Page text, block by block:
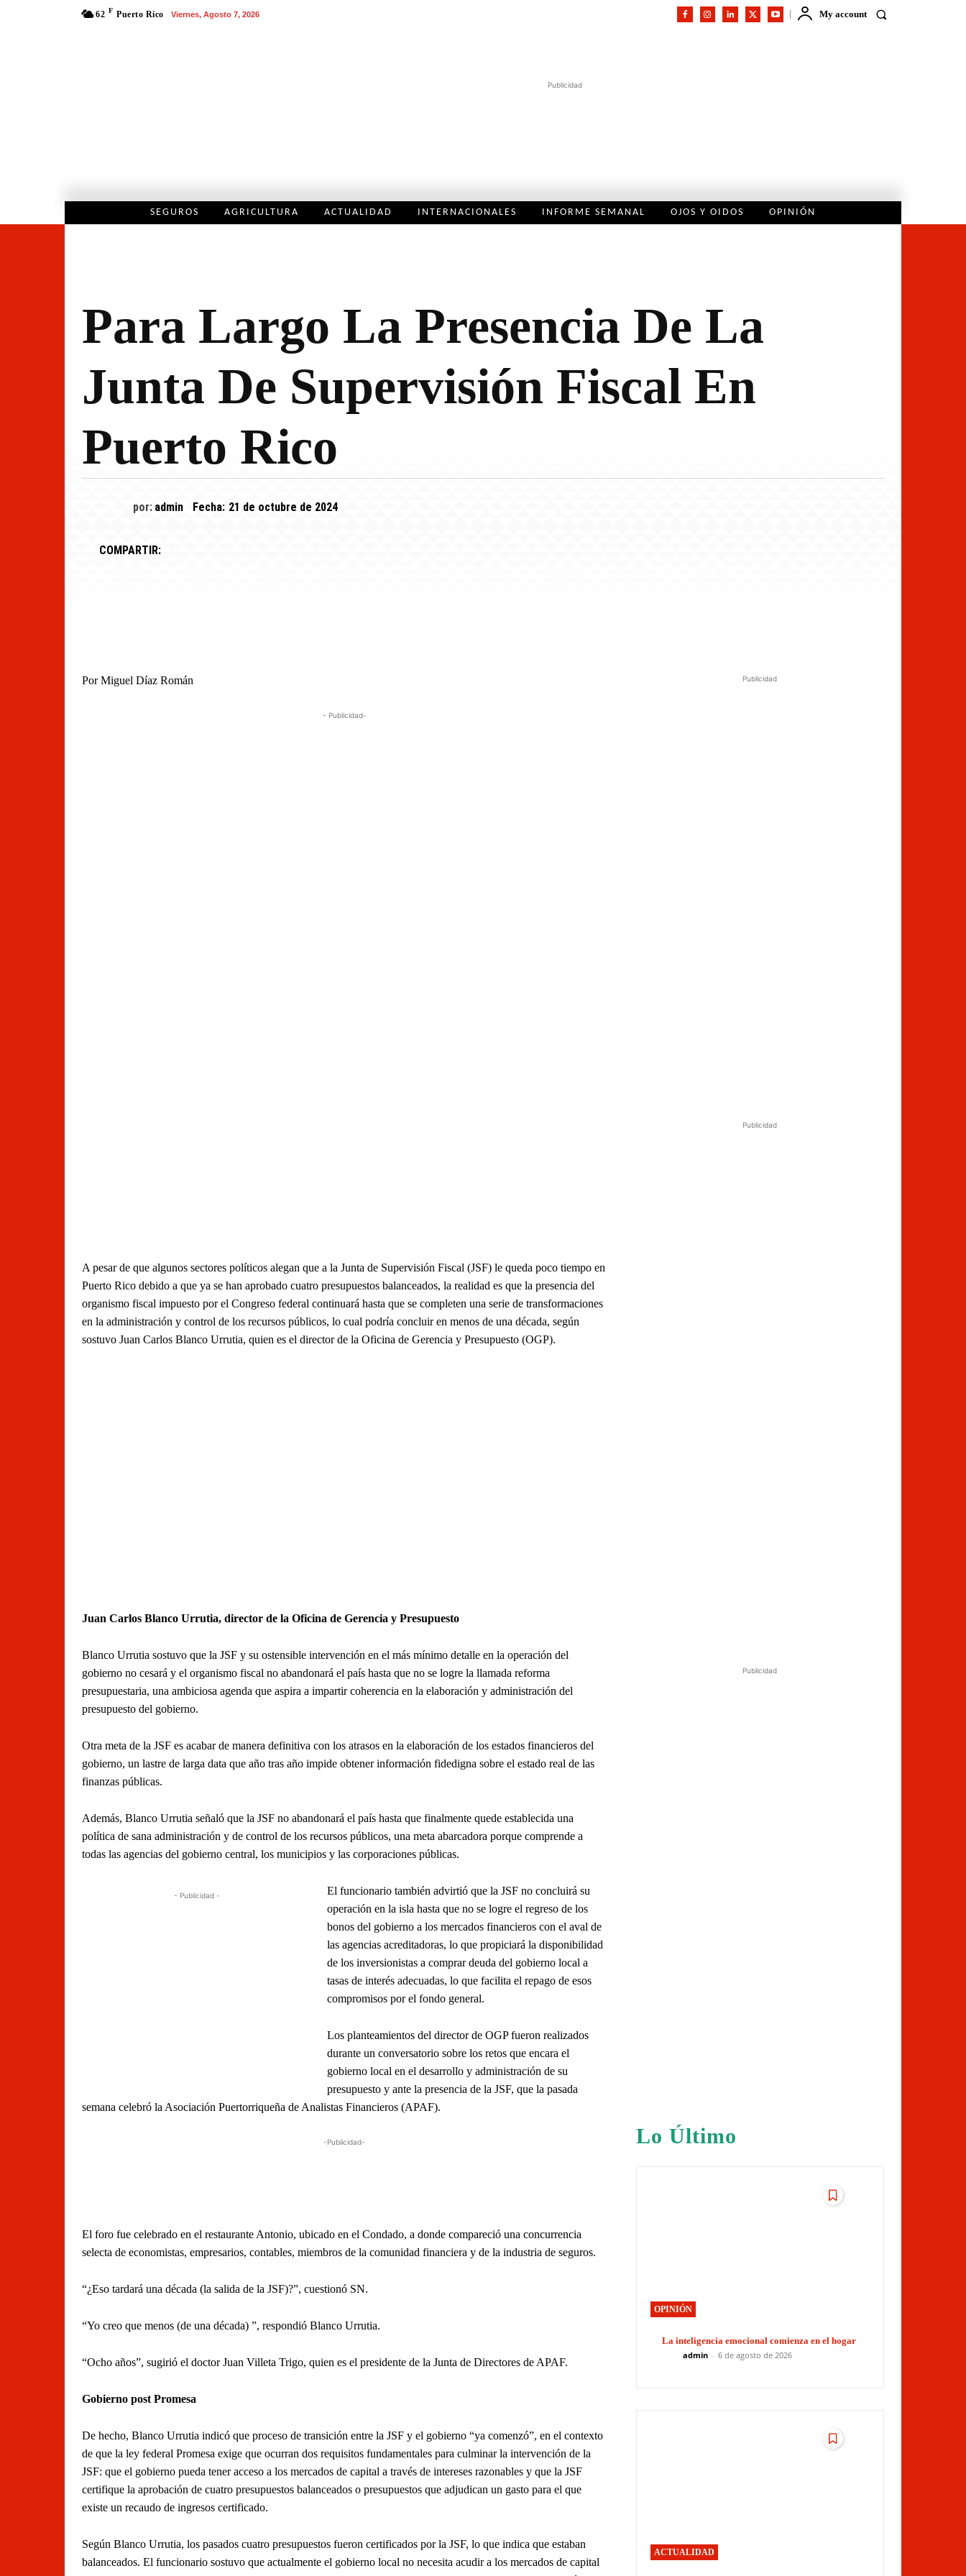
62 F Puerto Rico Viernes, Agosto 7, 2026 My account
Publicidad
SEGUROS AGRICULTURA ACTUALIDAD INTERNACIONALES INFORME SEMANAL OJOS Y OIDOS OPINIÓN
Para Largo La Presencia De La
Junta De Supervisión Fiscal En
Puerto Rico
por: admin Fecha: 21 de octubre de 2024
COMPARTIR:
Por Miguel Díaz Román
- Publicidad-
A pesar de que algunos sectores políticos alegan que a la Junta de Supervisión Fiscal (JSF) le queda poco tiempo en
Puerto Rico debido a que ya se han aprobado cuatro presupuestos balanceados, la realidad es que la presencia del
organismo fiscal impuesto por el Congreso federal continuará hasta que se completen una serie de transformaciones
en la administración y control de los recursos públicos, lo cual podría concluir en menos de una década, según
sostuvo Juan Carlos Blanco Urrutia, quien es el director de la Oficina de Gerencia y Presupuesto (OGP).
Juan Carlos Blanco Urrutia, director de la Oficina de Gerencia y Presupuesto
Blanco Urrutia sostuvo que la JSF y su ostensible intervención en el más mínimo detalle en la operación del
gobierno no cesará y el organismo fiscal no abandonará el país hasta que no se logre la llamada reforma
presupuestaria, una ambiciosa agenda que aspira a impartir coherencia en la elaboración y administración del
presupuesto del gobierno.
Otra meta de la JSF es acabar de manera definitiva con los atrasos en la elaboración de los estados financieros del
gobierno, un lastre de larga data que año tras año impide obtener información fidedigna sobre el estado real de las
finanzas públicas.
Además, Blanco Urrutia señaló que la JSF no abandonará el país hasta que finalmente quede establecida una
política de sana administración y de control de los recursos públicos, una meta abarcadora porque comprende a
todas las agencias del gobierno central, los municipios y las corporaciones públicas.
- Publicidad -
El funcionario también advirtió que la JSF no concluirá su
operación en la isla hasta que no se logre el regreso de los
bonos del gobierno a los mercados financieros con el aval de
las agencias acreditadoras, lo que propiciará la disponibilidad
de los inversionistas a comprar deuda del gobierno local a
tasas de interés adecuadas, lo que facilita el repago de esos
compromisos por el fondo general.
Los planteamientos del director de OGP fueron realizados
durante un conversatorio sobre los retos que encara el
gobierno local en el desarrollo y administración de su
presupuesto y ante la presencia de la JSF, que la pasada
semana celebró la Asociación Puertorriqueña de Analistas Financieros (APAF).
-Publicidad-
El foro fue celebrado en el restaurante Antonio, ubicado en el Condado, a donde compareció una concurrencia
selecta de economistas, empresarios, contables, miembros de la comunidad financiera y de la industria de seguros.
“¿Eso tardará una década (la salida de la JSF)?”, cuestionó SN.
“Yo creo que menos (de una década) ”, respondió Blanco Urrutia.
“Ocho años”, sugirió el doctor Juan Villeta Trigo, quien es el presidente de la Junta de Directores de APAF.
Gobierno post Promesa
De hecho, Blanco Urrutia indicó que proceso de transición entre la JSF y el gobierno “ya comenzó”, en el contexto
de que la ley federal Promesa exige que ocurran dos requisitos fundamentales para culminar la intervención de la
JSF: que el gobierno pueda tener acceso a los mercados de capital a través de intereses razonables y que la JSF
certifique la aprobación de cuatro presupuestos balanceados o presupuestos que adjudican un gasto para el que
existe un recaudo de ingresos certificado.
Según Blanco Urrutia, los pasados cuatro presupuestos fueron certificados por la JSF, lo que indica que estaban
balanceados. El funcionario sostuvo que actualmente el gobierno local no necesita acudir a los mercados de capital
Publicidad
Publicidad
Publicidad
Lo Último
OPINIÓN
La inteligencia emocional comienza en el hogar
admin - 6 de agosto de 2026
ACTUALIDAD